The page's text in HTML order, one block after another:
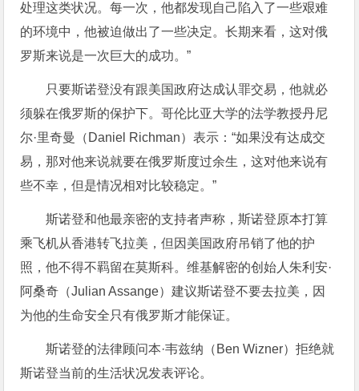
处理这类状况。每一次，他都发现自己陷入了一些艰难
的环境中，他被迫做出了一些决定。长期来看，这对俄
罗斯来说是一次巨大的成功。”
只要斯诺登没有跟美国政府达成认罪交易，他就必
须躲在俄罗斯的保护下。哥伦比亚大学的法学教授丹尼
尔·里奇曼（Daniel Richman）表示：“如果没有达成交
易，那对他来说就要在俄罗斯度过余生，这对他来说有
些不幸，但是情况相对比较稳定。”
斯诺登和他最亲密的支持者声称，斯诺登原本打算
乘飞机从香港转飞拉美，但因美国政府吊销了他的护
照，他不得不羁留在莫斯科。维基解密的创始人朱利安·
阿桑奇（Julian Assange）建议斯诺登不要去拉美，因
为他的生命安全只有俄罗斯才能保证。
斯诺登的法律顾问本·韦兹纳（Ben Wizner）拒绝就
斯诺登当前的生活状况发表评论。